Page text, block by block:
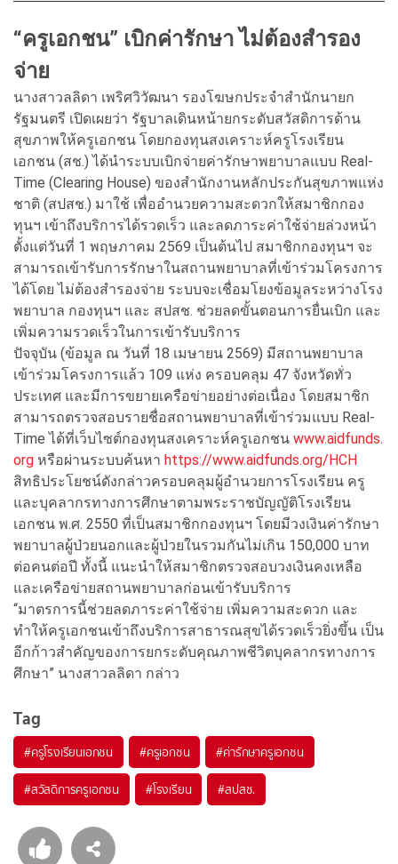
“ครูเอกชน” เบิกค่ารักษา ไม่ต้องสำรอง
จ่าย
นางสาวลลิดา เพริศวิวัฒนา รองโฆษกประจำสำนักนายก
รัฐมนตรี เปิดเผยว่า รัฐบาลเดินหน้ายกระดับสวัสดิการด้าน
สุขภาพให้ครูเอกชน โดยกองทุนสงเคราะห์ครูโรงเรียน
เอกชน (สช.) ได้นำระบบเบิกจ่ายค่ารักษาพยาบาลแบบ Real-
Time (Clearing House) ของสำนักงานหลักประกันสุขภาพแห่ง
ชาติ (สปสช.) มาใช้ เพื่ออำนวยความสะดวกให้สมาชิกกอง
ทุนฯ เข้าถึงบริการได้รวดเร็ว และลดภาระค่าใช้จ่ายล่วงหน้า
ตั้งแต่วันที่ 1 พฤษภาคม 2569 เป็นต้นไป สมาชิกกองทุนฯ จะ
สามารถเข้ารับการรักษาในสถานพยาบาลที่เข้าร่วมโครงการ
ได้โดย ไม่ต้องสำรองจ่าย ระบบจะเชื่อมโยงข้อมูลระหว่างโรง
พยาบาล กองทุนฯ และ สปสช. ช่วยลดขั้นตอนการยื่นเบิก และ
เพิ่มความรวดเร็วในการเข้ารับบริการ
ปัจจุบัน (ข้อมูล ณ วันที่ 18 เมษายน 2569) มีสถานพยาบาล
เข้าร่วมโครงการแล้ว 109 แห่ง ครอบคลุม 47 จังหวัดทั่ว
ประเทศ และมีการขยายเครือข่ายอย่างต่อเนื่อง โดยสมาชิก
สามารถตรวจสอบรายชื่อสถานพยาบาลที่เข้าร่วมแบบ Real-
Time ได้ที่เว็บไซต์กองทุนสงเคราะห์ครูเอกชน www.aidfunds.
org หรือผ่านระบบค้นหา https://www.aidfunds.org/HCH
สิทธิประโยชน์ดังกล่าวครอบคลุมผู้อำนวยการโรงเรียน ครู
และบุคลากรทางการศึกษาตามพระราชบัญญัติโรงเรียน
เอกชน พ.ศ. 2550 ที่เป็นสมาชิกกองทุนฯ โดยมีวงเงินค่ารักษา
พยาบาลผู้ป่วยนอกและผู้ป่วยในรวมกันไม่เกิน 150,000 บาท
ต่อคนต่อปี ทั้งนี้ แนะนำให้สมาชิกตรวจสอบวงเงินคงเหลือ
และเครือข่ายสถานพยาบาลก่อนเข้ารับบริการ
“มาตรการนี้ช่วยลดภาระค่าใช้จ่าย เพิ่มความสะดวก และ
ทำให้ครูเอกชนเข้าถึงบริการสาธารณสุขได้รวดเร็วยิ่งขึ้น เป็น
อีกก้าวสำคัญของการยกระดับคุณภาพชีวิตบุคลากรทางการ
ศึกษา” นางสาวลลิดา กล่าว
Tag
#ครูโรงเรียนเอกชน #ครูเอกชน #ค่ารักษาครูเอกชน
#สวัสดิการครูเอกชน #โรงเรียน #สปสช.